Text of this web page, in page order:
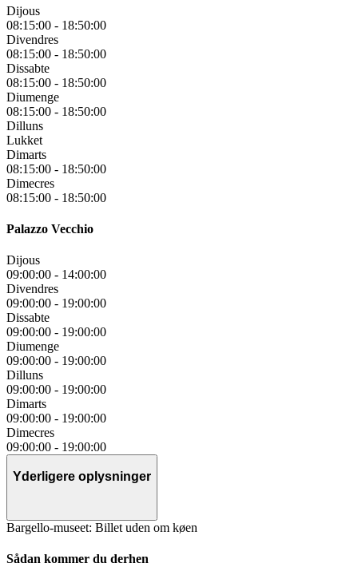
Dijous
08:15:00 - 18:50:00
Divendres
08:15:00 - 18:50:00
Dissabte
08:15:00 - 18:50:00
Diumenge
08:15:00 - 18:50:00
Dilluns
Lukket
Dimarts
08:15:00 - 18:50:00
Dimecres
08:15:00 - 18:50:00
Palazzo Vecchio
Dijous
09:00:00 - 14:00:00
Divendres
09:00:00 - 19:00:00
Dissabte
09:00:00 - 19:00:00
Diumenge
09:00:00 - 19:00:00
Dilluns
09:00:00 - 19:00:00
Dimarts
09:00:00 - 19:00:00
Dimecres
09:00:00 - 19:00:00
Yderligere oplysninger
Bargello-museet: Billet uden om køen
Sådan kommer du derhen